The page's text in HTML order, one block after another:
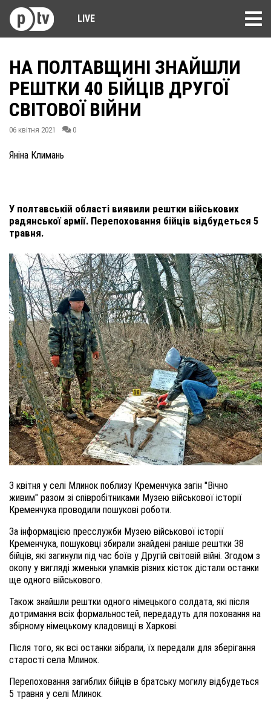
LIVE
НА ПОЛТАВЩИНІ ЗНАЙШЛИ
РЕШТКИ 40 БІЙЦІВ ДРУГОЇ
СВІТОВОЇ ВІЙНИ
06 квітня 2021 0
Яніна Климань
У полтавській області виявили рештки військових
радянської армії. Перепоховання бійців відбудеться 5
травня.
3 квітня у селі Млинок поблизу Кременчука загін "Вічно
живим" разом зі співробітниками Музею військової історії
Кременчука проводили пошукові роботи.
За інформацією пресслужби Музею військової історії
Кременчука, пошуковці збирали знайдені раніше рештки 38
бійців, які загинули під час боїв у Другій світовій війні. Згодом з
окопу у вигляді жменьки уламків різних кісток дістали останки
ще одного військового.
Також знайшли рештки одного німецького солдата, які після
дотримання всіх формальностей, передадуть для поховання на
збірному німецькому кладовищі в Харкові.
Після того, як всі останки зібрали, їх передали для зберігання
старості села Млинок.
Перепоховання загиблих бійців в братську могилу відбудеться
5 травня у селі Млинок.